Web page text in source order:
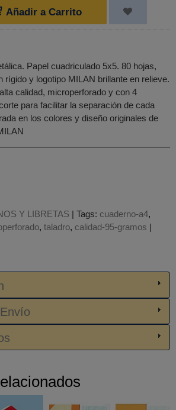
Añadir a Carrito
Papel cuadriculado 5x5. 80 hojas,
rígido y logotipo MILAN brillante en relieve.
calidad, microperforado y con 4
para facilitar la separación de cada
en los colores y diseño originales de
Y LIBRETAS | Tags: cuaderno-a4
taladro calidad-95-gramos |